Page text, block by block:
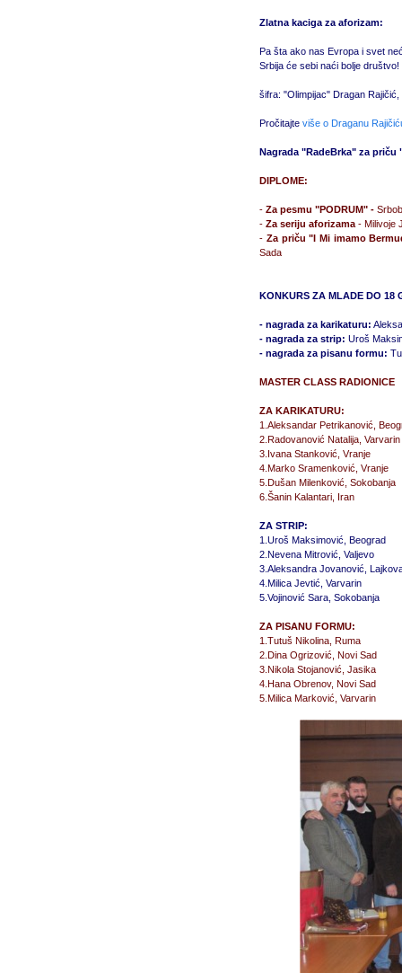
Zlatna kaciga za aforizam:
Pa šta ako nas Evropa i svet
Srbija će sebi naći bolje društvo!
šifra: "Olimpijac" Dragan
Pročitajteviše o Draganu
Nagrada "RadeBrka" za priču
DIPLOME:
-Za pesmu "PODRUM" -
-Za seriju aforizama - Milivoje
- Za priču "I Mi imamo
Sada
KONKURS ZA MLADE DO 18
- nagrada za karikaturu:
- nagrada za strip: Uroš
- nagrada za pisanu formu:
MASTER CLASS RADIONICE
ZA KARIKATURU:
1.Aleksandar Petrikanović,
2.Radovanović Natalija, Varvarin
3.Ivana Stanković, Vranje
4.Marko Sramenković, Vranje
5.Dušan Milenković, Sokobanja
6.Šanin Kalantari, Iran
ZA STRIP:
1.Uroš Maksimović, Beograd
2.Nevena Mitrović, Valjevo
3.Aleksandra Jovanović,
4.Milica Jevtić, Varvarin
5.Vojinović Sara, Sokobanja
ZA PISANU FORMU:
1.Tutuš Nikolina, Ruma
2.Dina Ogrizović, Novi Sad
3.Nikola Stojanović, Jasika
4.Hana Obrenov, Novi Sad
5.Milica Marković, Varvarin